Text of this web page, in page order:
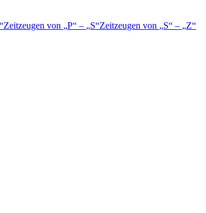
Zeitzeugen von P – S Zeitzeugen von S –
Z